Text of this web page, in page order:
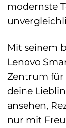
modernste
Mit seinem
Lenovo
Zentrum für
deine
ansehen,
nur mit